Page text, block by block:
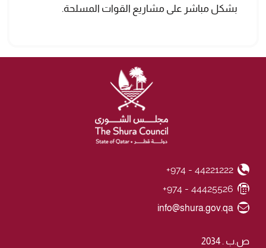
بشكل مباشر على مشاريع القوات المسلحة.
Phone Number
+974 - 44221222
Fax Number
+974 - 44425526
Email ID
info@shura.gov.qa
ص.ب . 2034